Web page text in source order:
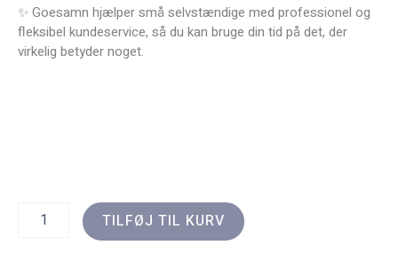
✨ Goesamn hjælper små selvstændige med professionel og
fleksibel kundeservice, så du kan bruge din tid på det, der
virkelig betyder noget.
Kundeservice,
TILFØJ TIL KURV